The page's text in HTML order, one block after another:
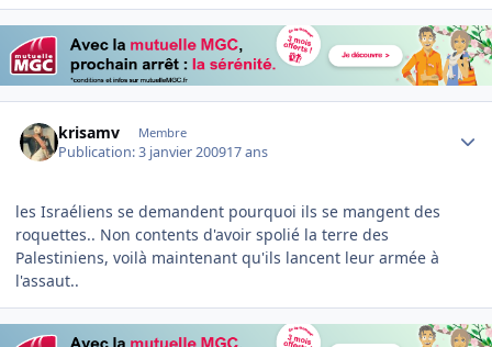
krisamv Membre
Publication:3 janvier 200917 ans
les Israéliens se demandent pourquoi ils se mangent des
roquettes.. Non contents d'avoir spolié la terre des
Palestiniens, voilà maintenant qu'ils lancent leur armée à
l'assaut..